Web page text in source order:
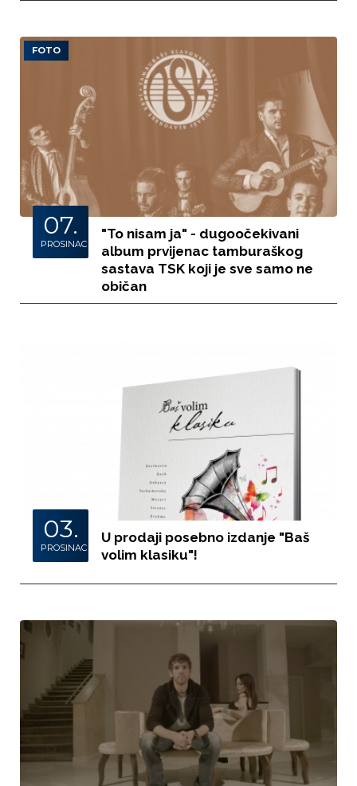
FOTO
07.
PROSINAC
"To nisam ja" - dugoočekivani
album prvijenac tamburaškog
sastava TSK koji je sve samo ne
običan
03.
PROSINAC
U prodaji posebno izdanje "Baš
volim klasiku"!